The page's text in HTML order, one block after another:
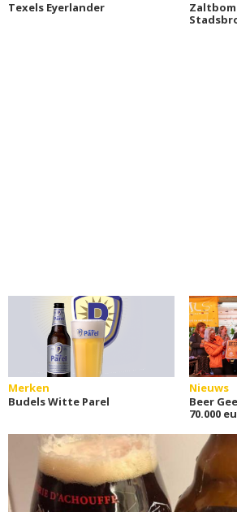
Texels Eyerlander
Merken
Budels Witte Parel
Nieuws
Beer
70.000